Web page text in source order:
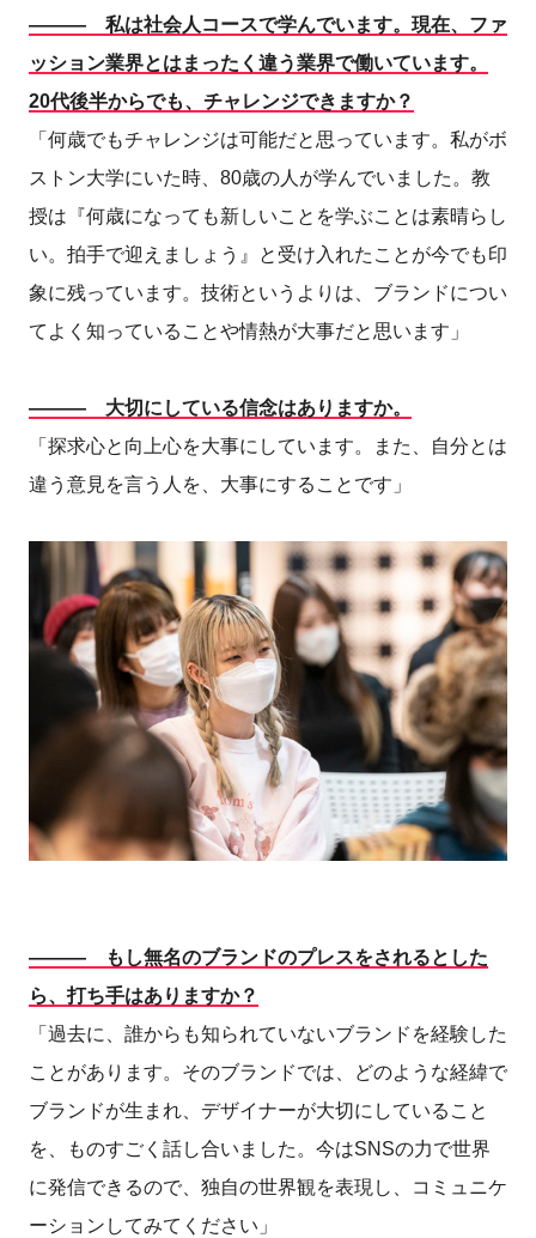
――― 私は社会人コースで学んでいます。現在、ファ
ッション業界とはまったく違う業界で働いています。
20代後半からでも、チャレンジできますか？
「何歳でもチャレンジは可能だと思っています。私がボ
ストン大学にいた時、80歳の人が学んでいました。教
授は『何歳になっても新しいことを学ぶことは素晴らし
い。拍手で迎えましょう』と受け入れたことが今でも印
象に残っています。技術というよりは、ブランドについ
てよく知っていることや情熱が大事だと思います」
――― 大切にしている信念はありますか。
「探求心と向上心を大事にしています。また、自分とは
違う意見を言う人を、大事にすることです」
――― もし無名のブランドのプレスをされるとした
ら、打ち手はありますか？
「過去に、誰からも知られていないブランドを経験した
ことがあります。そのブランドでは、どのような経緯で
ブランドが生まれ、デザイナーが大切にしていること
を、ものすごく話し合いました。今はSNSの力で世界
に発信できるので、独自の世界観を表現し、コミュニケ
ーションしてみてください」